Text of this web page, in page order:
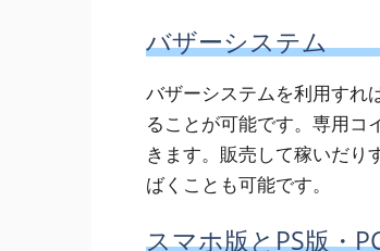
バザーシステム
バザーシステムを利用すれ
ることが可能です。専用コ
きます。販売して稼いだり
ばくことも可能です。
スマホ版とPS版・